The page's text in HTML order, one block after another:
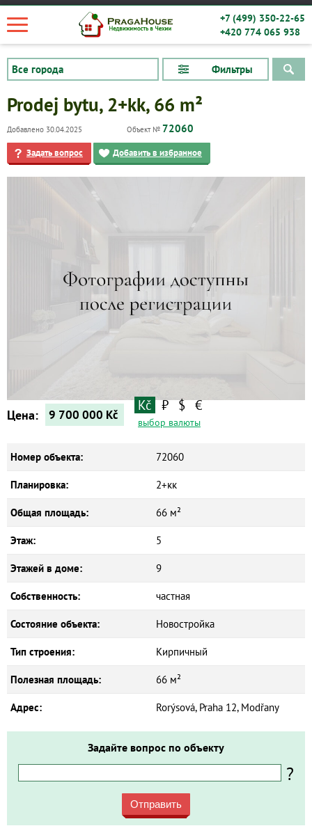
+7 (499) 350-22-65
+420 774 065 938
Фильтры
Prodej bytu, 2+kk, 66 m²
Добавлено 30.04.2025 Объект № 72060
Задать вопрос Добавить в избранное
Цена: 9 700 000 Kč
Kč ₽ $ €
выбор валюты
Номер объекта: 72060
Планировка: 2+кк
Общая площадь: 66 м²
Этаж: 5
Этажей в доме: 9
Собственность: частная
Состояние объекта: Новостройка
Тип строения: Кирпичный
Полезная площадь: 66 м²
Адрес: Rorýsová, Praha 12, Modřany
Задайте вопрос по объекту
?
Отправить